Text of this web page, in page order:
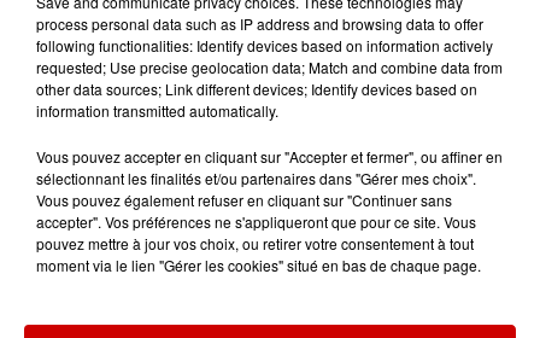
Podcasts Voir plus
Kelly Massol, figure
emblématique de
Aménager un school bus au
Canada et accueillir les bleus à
process personal data such as IP address and browsing data to offer
following functionalities: Identify devices based on information actively
requested; Use precise geolocation data; Match and combine data from
other data sources; Link different devices; Identify devices based on
information transmitted automatically.
Vous pouvez accepter en cliquant sur "Accepter et fermer", ou affiner en
sélectionnant les finalités et/ou partenaires dans "Gérer mes choix".
Vous pouvez également refuser en cliquant sur "Continuer sans
accepter". Vos préférences ne s'appliqueront que pour ce site. Vous
pouvez mettre à jour vos choix, ou retirer votre consentement à tout
moment via le lien "Gérer les cookies" situé en bas de chaque page.